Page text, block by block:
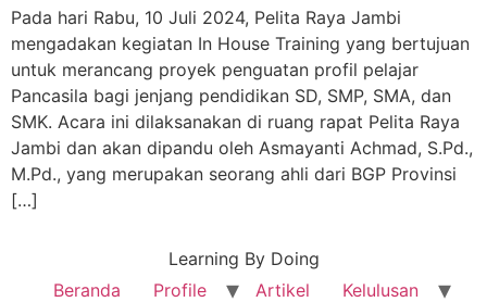
Pada hari Rabu, 10 Juli 2024, Pelita Raya Jambi
mengadakan kegiatan In House Training yang bertujuan
untuk merancang proyek penguatan profil pelajar
Pancasila bagi jenjang pendidikan SD, SMP, SMA, dan
SMK. Acara ini dilaksanakan di ruang rapat Pelita Raya
Jambi dan akan dipandu oleh Asmayanti Achmad, S.Pd.,
M.Pd., yang merupakan seorang ahli dari BGP Provinsi
[…]
Learning By Doing
Beranda
Profile Artikel Kelulusan